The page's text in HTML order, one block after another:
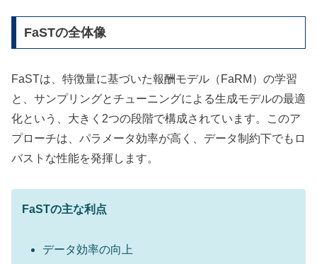
FaSTの全体像
FaSTは、特徴量に基づいた報酬モデル（FaRM）の学習
と、サンプリングとチューニングによる生成モデルの最適
化という、大きく2つの段階で構成されています。このア
プローチは、パラメータ効率が高く、データ制約下でもロ
バストな性能を発揮します。
FaSTの主な利点
データ効率の向上